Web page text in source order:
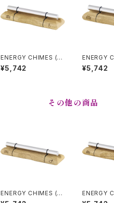
ENERGY CHIMES (エ
ナジーチャイム) CHIR
ON (キロン)
¥5,742
ENERGY
ナジーチャ
ER (木星)
¥5,742
その他の商品
ENERGY CHIMES (エ
ナジーチャイム) MARS
ENERGY
ナジーチャ